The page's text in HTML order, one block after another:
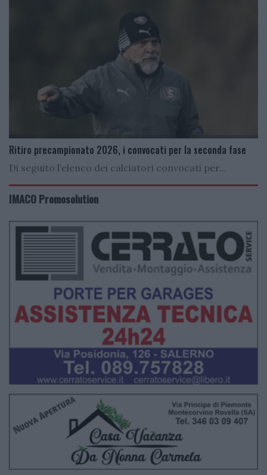
Ritiro precampionato 2026, i convocati per la seconda fase
Di seguito l’elenco dei calciatori convocati per...
IMACO Promosolution